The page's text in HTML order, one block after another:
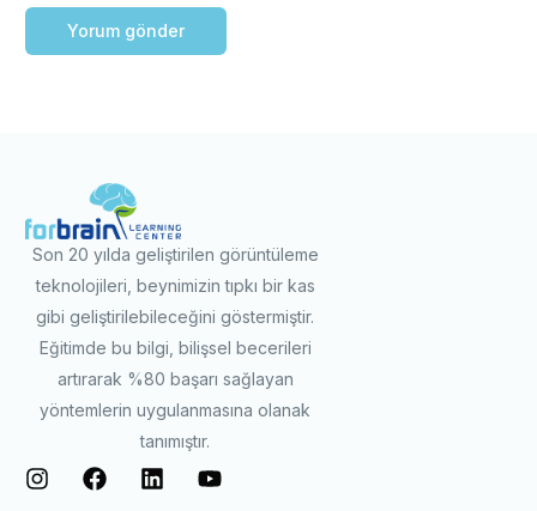
Son 20 yılda geliştirilen görüntüleme
teknolojileri, beynimizin tıpkı bir kas
gibi geliştirilebileceğini göstermiştir.
Eğitimde bu bilgi, bilişsel becerileri
artırarak %80 başarı sağlayan
yöntemlerin uygulanmasına olanak
tanımıştır.